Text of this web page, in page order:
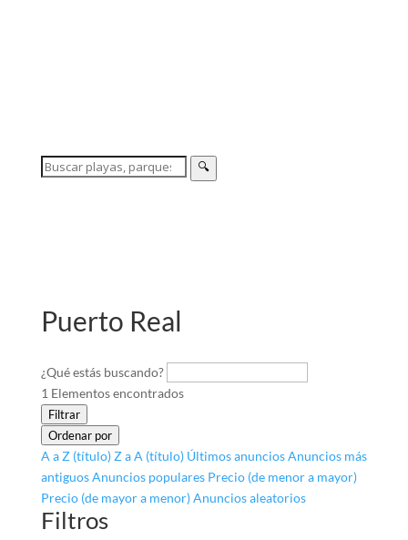
🔍
Puerto Real
¿Qué estás buscando?
1 Elementos encontrados
Filtrar
Ordenar por
A a Z (título)Z a A (título) Últimos anunciosAnuncios más
antiguosAnuncios populares Precio (de menor a mayor)
Precio (de mayor a menor)Anuncios aleatorios
Filtros